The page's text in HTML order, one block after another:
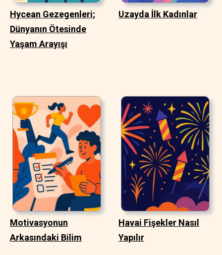
Hycean Gezegenleri;
Dünyanın Ötesinde
Yaşam Arayışı
Uzayda İlk Kadınlar
Motivasyonun
Arkasındaki Bilim
Havai Fişekler Nasıl
Yapılır